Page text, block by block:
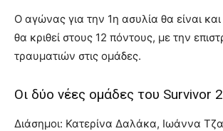
Ο αγώνας για την 1η ασυλία θα είναι
θα κριθεί στους 12 πόντους, με την
τραυματιών στις ομάδες.
Οι δύο νέες ομάδες του Survivor
Διάσημοι: Κατερίνα Δαλάκα, Ιωάννα